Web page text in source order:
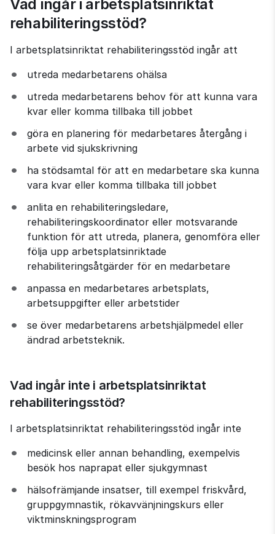
Vad ingår i arbetsplatsinriktat
rehabiliteringsstöd?
I arbetsplatsinriktat rehabiliteringsstöd ingår att
utreda medarbetarens ohälsa
utreda medarbetarens behov för att kunna vara
kvar eller komma tillbaka till jobbet
göra en planering för medarbetares återgång i
arbete vid sjukskrivning
ha stödsamtal för att en medarbetare ska kunna
vara kvar eller komma tillbaka till jobbet
anlita en rehabiliteringsledare,
rehabiliteringskoordinator eller motsvarande
funktion för att utreda, planera, genomföra eller
följa upp arbetsplatsinriktade
rehabiliteringsåtgärder för en medarbetare
anpassa en medarbetares arbetsplats,
arbetsuppgifter eller arbetstider
se över medarbetarens arbetshjälpmedel eller
ändrad arbetsteknik.
Vad ingår inte i arbetsplatsinriktat
rehabiliteringsstöd?
I arbetsplatsinriktat rehabiliteringsstöd ingår inte
medicinsk eller annan behandling, exempelvis
besök hos naprapat eller sjukgymnast
hälsofrämjande insatser, till exempel friskvård,
gruppgymnastik, rökavvänjningskurs eller
viktminskningsprogram